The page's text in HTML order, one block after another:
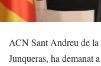
ACN Sant Andreu de
Junqueras, ha demanat